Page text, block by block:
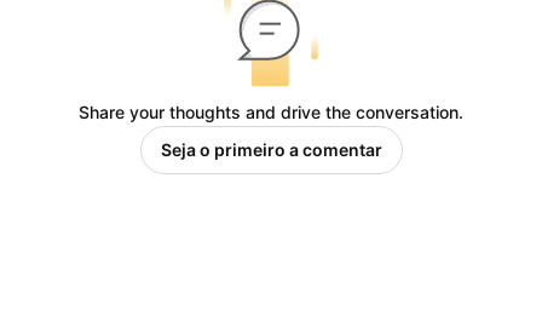
Share your thoughts and drive the conversation.
Seja o primeiro a comentar